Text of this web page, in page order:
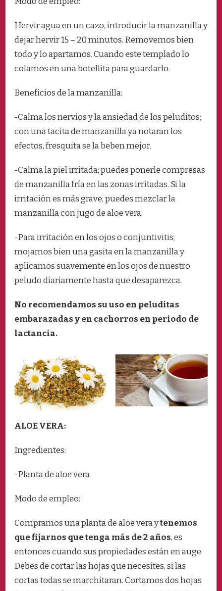
Hervir agua en un cazo, introducir la manzanilla y
dejar hervir 15 – 20 minutos. Removemos bien
todo y lo apartamos. Cuando este templado lo
colamos en una botellita para guardarlo.
Beneficios de la manzanilla:
-Calma los nervios y la ansiedad de los peluditos;
con una tacita de manzanilla ya notaran los
efectos, fresquita se la beben mejor.
-Calma la piel irritada; puedes ponerle compresas
de manzanilla fría en las zonas irritadas. Si la
irritación es más grave, puedes mezclar la
manzanilla con jugo de aloe vera.
-Para irritación en los ojos o conjuntivitis;
mojamos bien una gasita en la manzanilla y
aplicamos suavemente en los ojos de nuestro
peludo diariamente hasta que desaparezca.
No recomendamos su uso en peluditas
embarazadas y en cachorros en periodo de
lactancia.
ALOE VERA:
Ingredientes:
-Planta de aloe vera
Modo de empleo:
Compramos una planta de aloe vera ytenemos
que fijarnos que tenga más de 2 años, es
entonces cuando sus propiedades están en auge.
Debes de cortar las hojas que necesites, si las
cortas todas se marchitaran. Cortamos dos hojas